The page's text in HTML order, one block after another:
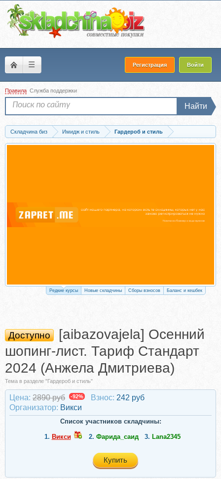
☰ Регистрация Войти
Правила Служба поддержки
Найти
Складчина биз Имидж и стиль
Гардероб и стиль
Скачать [aibazovajela] Осенний шопинг-лист. Тариф Стандарт 2024 (Анжела...
Редкие курсы Новые складчины Сборы взносов Баланс и кешбек
Доступно
[aibazovajela] Осенний
шопинг-лист. Тариф Стандарт
2024 (Анжела Дмитриева)
Тема в разделе "Гардероб и стиль"
Цена: 2890 руб -92% Взнос: 242 руб
Организатор: Викси
Список участников складчины:
1. Викси 2. Фарида_саид 3. Lana2345
Купить